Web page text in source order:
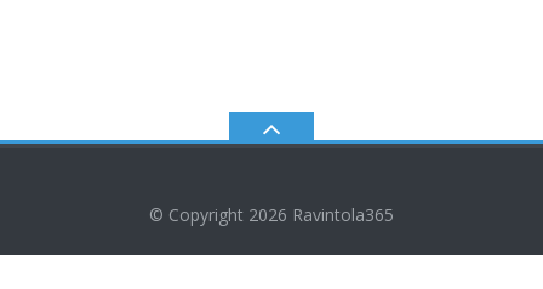
© Copyright 2026 Ravintola365